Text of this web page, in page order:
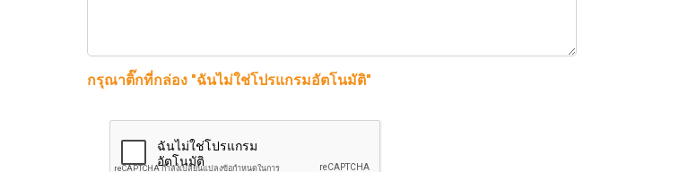
กรุณาติ๊กที่กล่อง "ฉันไม่ใช่โปรแกรมอัตโนมัติ"